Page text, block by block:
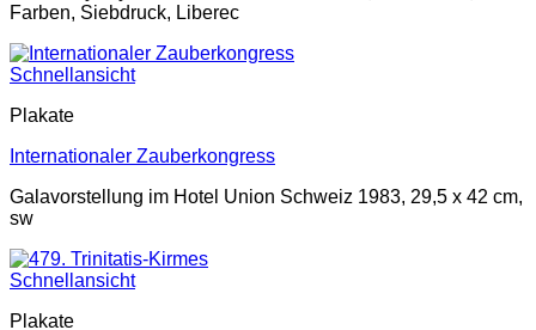
Farben, Siebdruck, Liberec
Schnellansicht
Plakate
Internationaler Zauberkongress
Galavorstellung im Hotel Union Schweiz 1983, 29,5 x 42 cm,
sw
Schnellansicht
Plakate